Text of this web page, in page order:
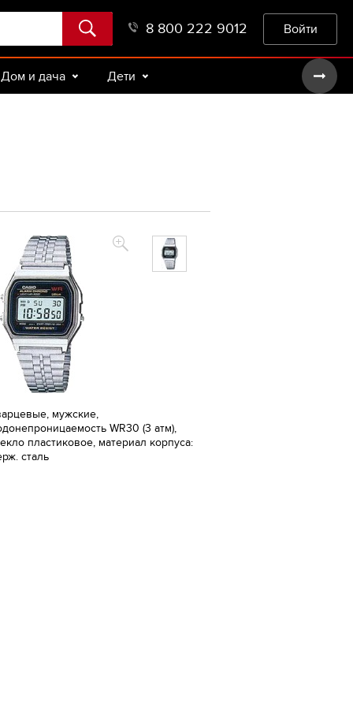
8 800 222 9012 Войти
Дом и дача Дети
мужские,
WR30 (3 атм),
пластиковое, материал корпуса:
сталь